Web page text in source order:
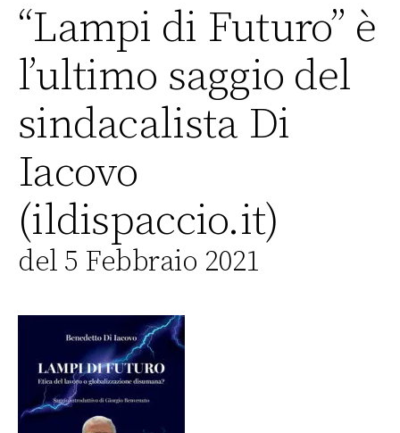
“Lampi di Futuro” è
l’ultimo saggio del
sindacalista Di
Iacovo
(ildispaccio.it)
del 5 Febbraio 2021